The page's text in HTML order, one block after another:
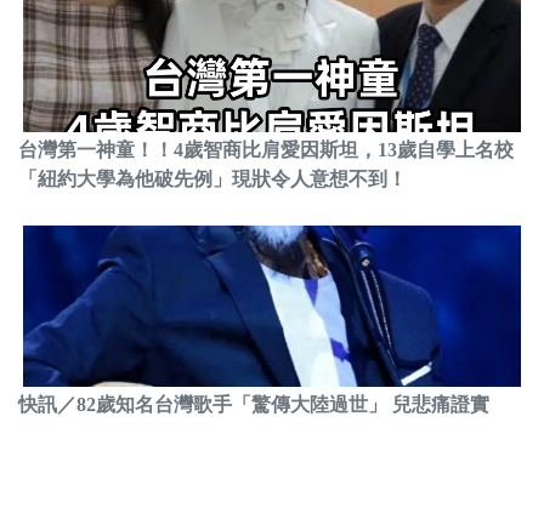
台灣第一神童！！4歲智商比肩愛因斯坦，13歲自學上名校
「紐約大學為他破先例」現狀令人意想不到！
快訊／82歲知名台灣歌手「驚傳大陸過世」 兒悲痛證實